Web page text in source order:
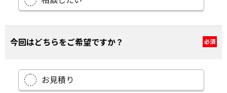
今回はどちらをご希望ですか？ 必須
お見積り